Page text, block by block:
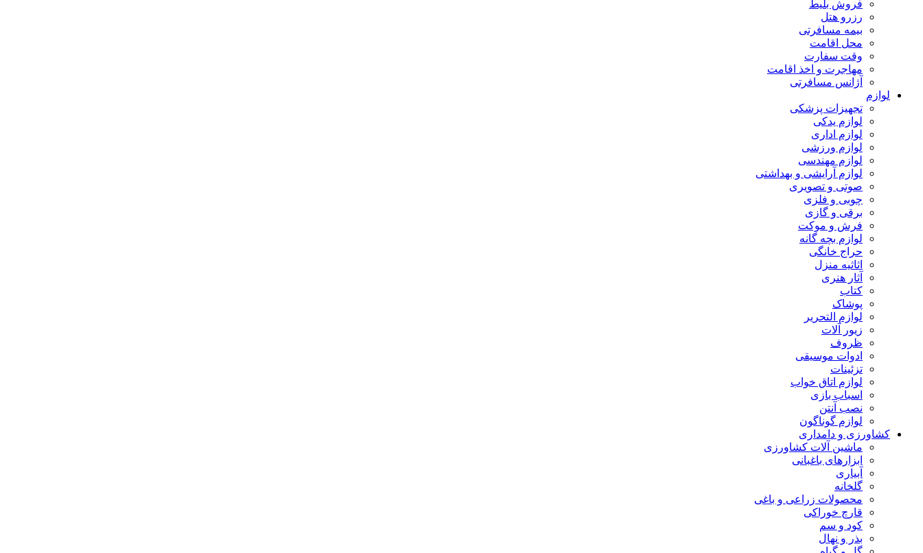
فروش بلیط
رزرو هتل
بیمه مسافرتی
محل اقامت
وقت سفارت
مهاجرت و اخذ اقامت
آژانس مسافرتی
لوازم
تجهیزات پزشکی
لوازم یدکی
لوازم اداری
لوازم ورزشی
لوازم مهندسی
لوازم آرایشی و بهداشتی
صوتی و تصویری
چوبی و فلزی
برقی و گازی
فرش و موکت
لوازم بچه گانه
حراج خانگی
اثاثیه منزل
آثار هنری
کتاب
پوشاک
لوازم التحریر
زیور آلات
ظروف
ادوات موسیقی
تزئینات
لوازم اتاق خواب
اسباب بازی
نصب آنتن
لوازم گوناگون
کشاورزی و دامداری
ماشین آلات کشاورزی
ابزارهای باغبانی
آبیاری
گلخانه
محصولات زراعی و باغی
قارچ خوراکی
کود و سم
بذر و نهال